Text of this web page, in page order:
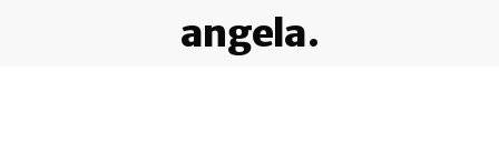
angela.